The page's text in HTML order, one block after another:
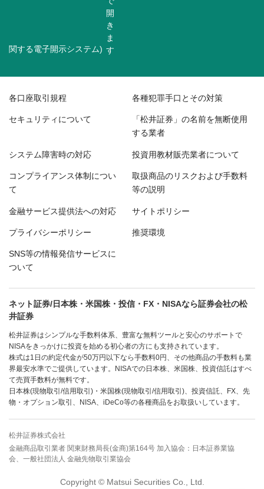
関する電子開示システム)
各口座取引規程 各種犯罪手口とその対策
セキュリティについて 「松井証券」の名前を無断使用
する業者
システム障害時の対応 投資用教材販売業者について
コンプライアンス体制につい
て
取扱商品のリスクおよび手数料
等の説明
金融サービス提供法への対応 サイトポリシー
プライバシーポリシー 推奨環境
SNS等の情報発信サービスに
ついて
ネット証券/日本株・米国株・投信・FX・NISAなら証券会社の松
井証券
松井証券はシンプルな手数料体系、豊富な無料ツールと安心のサポートで
NISAをきっかけに投資を始める初心者の方にも支持されています。
株式は1日の約定代金が50万円以下なら手数料0円、その他商品の手数料も業
界最安水準でご提供しています。NISAでの日本株、米国株、投資信託はすべ
て売買手数料が無料です。
日本株(現物取引/信用取引)・米国株(現物取引/信用取引)、投資信託、FX、先
物・オプション取引、NISA、iDeCo等の各種商品をお取扱いしています。
松井証券株式会社
金融商品取引業者 関東財務局長(金商)第164号 加入協会：日本証券業協
会、一般社団法人 金融先物取引業協会
Copyright © Matsui Securities Co., Ltd.